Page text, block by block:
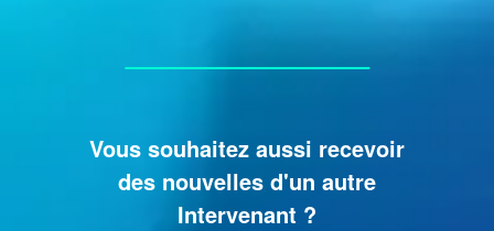
_____________
Vous souhaitez aussi recevoir
des nouvelles d'un autre
Intervenant ?